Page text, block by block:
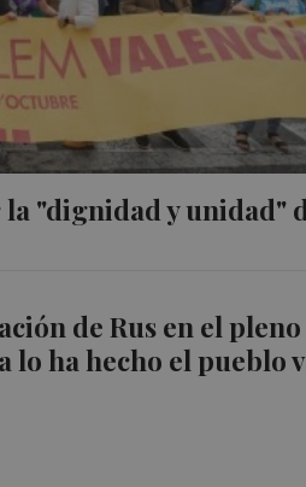
"dignidad y unidad"
de Rus en el pleno
ha hecho el pueblo